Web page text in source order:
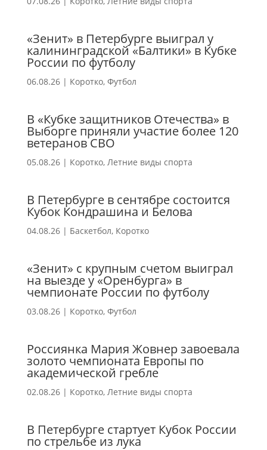
«Зенит» в Петербурге выиграл у
калининградской «Балтики» в Кубке
России по футболу
06.08.26| Коротко, Футбол
В «Кубке защитников Отечества» в
Выборге приняли участие более 120
ветеранов СВО
05.08.26| Коротко, Летние виды спорта
В Петербурге в сентябре состоится
Кубок Кондрашина и Белова
04.08.26| Баскетбол, Коротко
«Зенит» с крупным счетом выиграл
на выезде у «Оренбурга» в
чемпионате России по футболу
03.08.26| Коротко, Футбол
Россиянка Мария Жовнер завоевала
золото чемпионата Европы по
академической гребле
02.08.26| Коротко, Летние виды спорта
В Петербурге стартует Кубок России
по стрельбе из лука